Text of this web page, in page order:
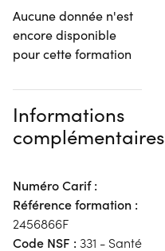
Aucune donnée n'est
encore disponible
pour cette formation
Informations
complémentaires
Numéro Carif :
Référence formation :
2456866F
Code NSF : 331 - Santé